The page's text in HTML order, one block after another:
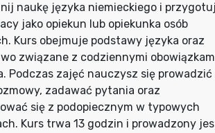
naukę języka niemieckiego i przygotuj
jako opiekun lub opiekunka osób
Kurs obejmuje podstawy języka oraz
związane z codziennymi
Podczas zajęć nauczysz się prowadzić
zadawać pytania oraz
się z podopiecznym w typowych
Kurs trwa 13 godzin i prowadzony